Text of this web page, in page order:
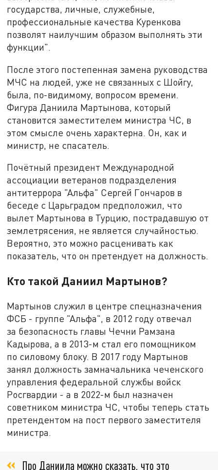
государства, личные, служебные,
профессиональные качества Куренкова
позволят наилучшим образом выполнять эти
функции".
После этого постепенная замена руководства
МЧС на людей, уже не связанных с Шойгу,
была, по-видимому, вопросом времени.
Фигура Даниила Мартынова, который
становится заместителем министра ЧС, в
этом смысле очень характерна. Он, как и
министр, не спасатель.
Почётный президент Международной
ассоциации ветеранов подразделения
антитеррора "Альфа" Сергей Гончаров в
беседе с Царьградом предположил, что
вылет Мартынова в Турцию, пострадавшую от
землетрясения, не является случайностью.
Вероятно, это можно расценивать как
показатель, что он претендует на должность.
Кто такой Даниил Мартынов?
Мартынов служил в центре спецназначения
ФСБ - группе "Альфа", в 2012 году отвечал
за безопасность главы Чечни Рамзана
Кадырова, а в 2013-м стал его помощником
по силовому блоку. В 2017 году Мартынов
занял должность замначальника чеченского
управления федеральной службы войск
Росгвардии - а в 2022-м был назначен
советником министра ЧС, чтобы теперь стать
претендентом на пост первого заместителя
министра.
Про Даниила можно сказать, что это